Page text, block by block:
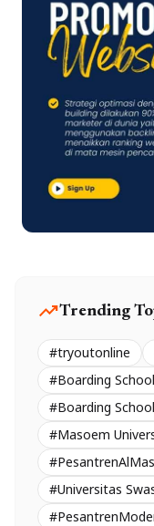
trending_upTrending
#tryoutonline
#Boarding
#Boarding
#Masoem
#Universitas